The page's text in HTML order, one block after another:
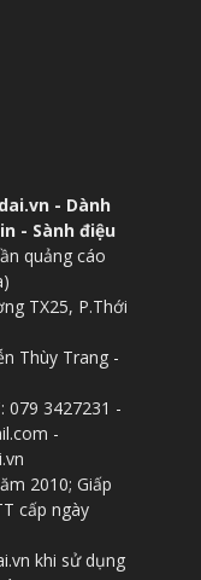
- Dành
- Sành điệu
quảng cáo
TX25, P.Thới
Thùy Trang -
079 3427231 -
-
2010; Giấp
cấp ngày
khi sử dụng